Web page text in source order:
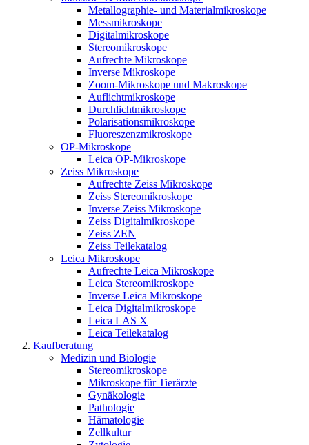
Metallographie- und Materialmikroskope
Messmikroskope
Digitalmikroskope
Stereomikroskope
Aufrechte Mikroskope
Inverse Mikroskope
Zoom-Mikroskope und Makroskope
Auflichtmikroskope
Durchlichtmikroskope
Polarisationsmikroskope
Fluoreszenzmikroskope
OP-Mikroskope
Leica OP-Mikroskope
Zeiss Mikroskope
Aufrechte Zeiss Mikroskope
Zeiss Stereomikroskope
Inverse Zeiss Mikroskope
Zeiss Digitalmikroskope
Zeiss ZEN
Zeiss Teilekatalog
Leica Mikroskope
Aufrechte Leica Mikroskope
Leica Stereomikroskope
Inverse Leica Mikroskope
Leica Digitalmikroskope
Leica LAS X
Leica Teilekatalog
Kaufberatung
Medizin und Biologie
Stereomikroskope
Mikroskope für Tierärzte
Gynäkologie
Pathologie
Hämatologie
Zellkultur